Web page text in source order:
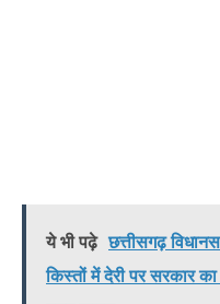
ये भी पढ़े छत्तीसगढ़
किस्तों में देरी पर सरकार